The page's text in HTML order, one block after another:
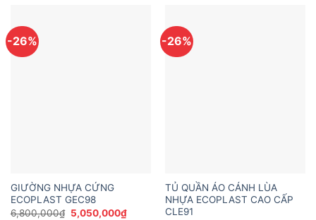
-26%
GIƯỜNG NHỰA CỨNG
ECOPLAST GEC98
6,800,000₫ Giá
5,050,000₫Giá
-26%
TỦ QUẦN ÁO CÁNH LÙA
NHỰA ECOPLAST CAO CẤP
CLE91